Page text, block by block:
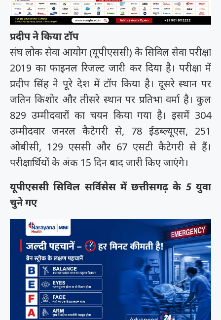
प्रदीप ने किया टॉप
संघ लोक सेवा आयोग (यूपीएससी) के सिविल सेवा परीक्षा
2019 का फाइनल रिजल्ट जारी कर दिया है। परीक्षा में
प्रदीप सिंह ने पूरे देश में टॉप किया है। दूसरे स्थान पर
जतिन किशोर और तीसरे स्थान पर प्रतिभा वर्मा है। कुल
829 उम्मीदवारों का चयन किया गया है। इसमें 304
उम्मीदवार जनरल कैटेगरी से, 78 ईडब्ल्यूएस, 251
ओबीसी, 129 एससी और 67 एसटी कैटेगरी से हैं।
परीक्षार्थियों के अंक 15 दिन बाद जारी किए जाएंगे।
यूपीएससी सिविल सर्विसेस में छत्तीसगढ़ के 5 युवा
चुने गए